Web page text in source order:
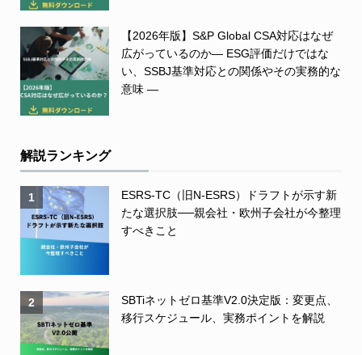
【2026年版】S&P Global CSA対応はなぜ
広がっているのか― ESG評価だけではな
い、SSBJ基準対応との関係やその実務的な
意味 ―
解説ランキング
1
ESRS-TC（旧N-ESRS）ドラフトが示す新
たな選択肢──親会社・欧州子会社が今整理
すべきこと
2
SBTiネットゼロ基準V2.0決定版：変更点、
移行スケジュール、実務ポイントを解説